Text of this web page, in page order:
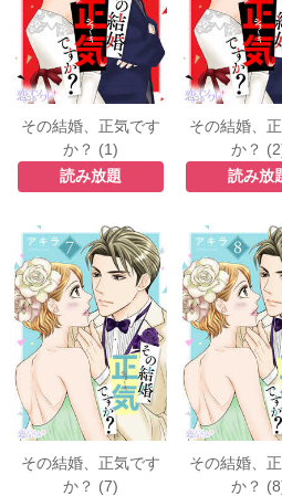
その結婚、正気です
か？ (1)
読み放題
その結婚、
か？
読み放
その結婚、正気です
か？ (7)
その結婚、
か？